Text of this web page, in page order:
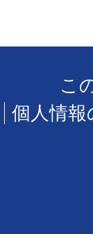
こ
個人情